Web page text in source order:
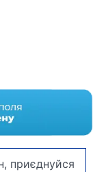
приєднуйся